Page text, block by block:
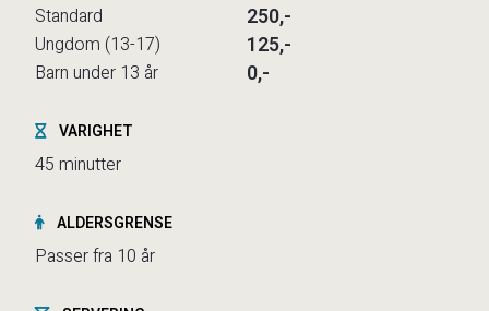
Standard 250,-
Ungdom (13-17) 125,-
Barn under 13 år 0,-
VARIGHET
45 minutter
ALDERSGRENSE
Passer fra 10 år